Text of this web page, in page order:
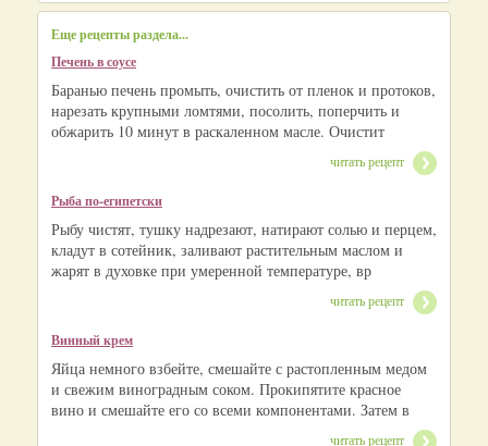
Еще рецепты раздела...
Печень в соусе
Баранью печень промыть, очистить от пленок и протоков,
нарезать крупными ломтями, посолить, поперчить и
обжарить 10 минут в раскаленном масле. Очистит
читать рецепт
Рыба по-египетски
Рыбу чистят, тушку надрезают, натирают солью и перцем,
кладут в сотейник, заливают растительным маслом и
жарят в духовке при умеренной температуре, вр
читать рецепт
Винный крем
Яйца немного взбейте, смешайте с растопленным медом
и свежим виноградным соком. Прокипятите красное
вино и смешайте его со всеми компонентами. Затем в
читать рецепт